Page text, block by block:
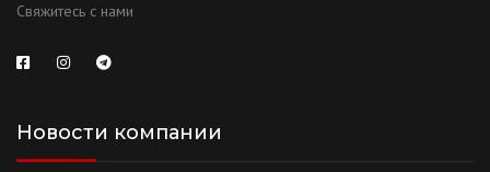
Свяжитесь с нами
Новости компании